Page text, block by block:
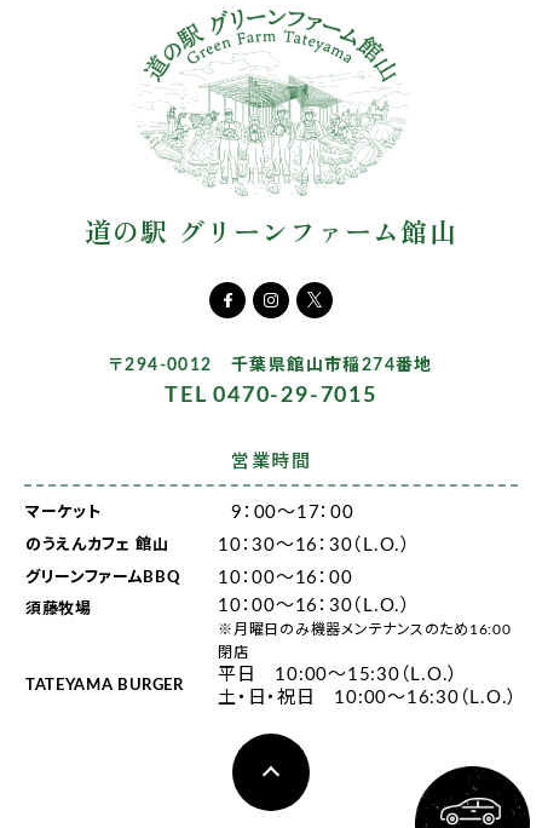
道の駅 グリーンファーム館山
〒294-0012 千葉県館山市稲274番地
TEL 0470-29-7015
営業時間
マーケット 9：00～17：00
のうえんカフェ 館山 10：30～16：30（L.O.）
グリーンファームBBQ 10：00～16：00
須藤牧場 10：00～16：30（L.O.）
※月曜日のみ機器メンテナンスのため16:00
閉店
TATEYAMA BURGER
平日 10:00～15:30（L.O.）
土・日・祝日 10:00～16:30（L.O.）